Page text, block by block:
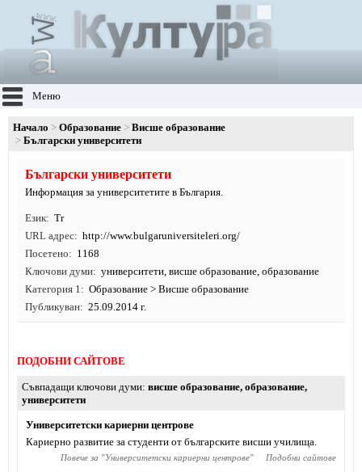
Меню
Начало Образование
Висше образование
Български университети
Български университети
Информация за университетите в България.
Език
Tr
URL адрес
http://www.bulgaruniversiteleri.org/
Посетено
1168
Ключови думи
университети, висше образование, образование
Категория 1
Образование > Висше образование
Публикуван
25.09.2014 г.
ПОДОБНИ САЙТОВЕ
Съвпадащи ключови думи висше образование, образование,
университети
Университетски кариерни центрове
Кариерно развитие за студенти от българските висши училища.
Повече за "Университетски кариерни центрове" Подобни сайтове